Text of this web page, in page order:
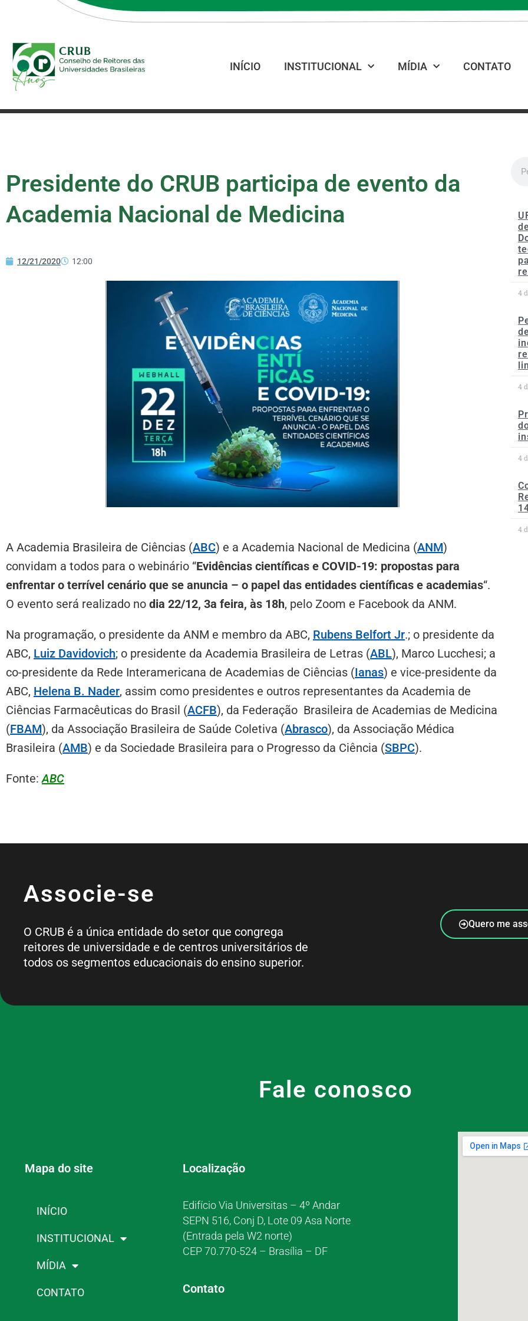
INÍCIO INSTITUCIONAL MÍDIA CONTATO
Presidente do CRUB participa de evento da
Academia Nacional de Medicina
12/21/2020 12:00
A Academia Brasileira de Ciências (ABC) e a Academia Nacional de Medicina (ANM)
convidam a todos para o webinário “Evidências científicas e COVID-19: propostas para
enfrentar o terrível cenário que se anuncia – o papel das entidades científicas e academias“.
O evento será realizado no dia 22/12, 3a feira, às 18h, pelo Zoom e Facebook da ANM.
Na programação, o presidente da ANM e membro da ABC, Rubens Belfort Jr.; o presidente da
ABC, Luiz Davidovich; o presidente da Academia Brasileira de Letras (ABL), Marco Lucchesi; a
co-presidente da Rede Interamericana de Academias de Ciências (Ianas) e vice-presidente da
ABC, Helena B. Nader, assim como presidentes e outros representantes da Academia de
Ciências Farmacêuticas do Brasil (ACFB), da Federação Brasileira de Academias de Medicina
(FBAM), da Associação Brasileira de Saúde Coletiva (Abrasco), da Associação Médica
Brasileira (AMB) e da Sociedade Brasileira para o Progresso da Ciência (SBPC).
Fonte:ABC
4
4
4
4
Associe-se
O CRUB é a única entidade do setor que congrega
reitores de universidade e de centros universitários de
todos os segmentos educacionais do ensino superior.
Quero me
Fale conosco
Mapa do site
INÍCIO
INSTITUCIONAL
MÍDIA
CONTATO
Localização
Edifício Via Universitas – 4º Andar
SEPN 516, Conj D, Lote 09 Asa Norte
(Entrada pela W2 norte)
CEP 70.770-524 – Brasília – DF
Contato